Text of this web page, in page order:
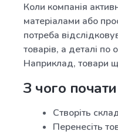
Коли компанія
матеріалами або
потреба
товарів, а деталі по
Наприклад, товари
З чого
Створіть
Перенесіть